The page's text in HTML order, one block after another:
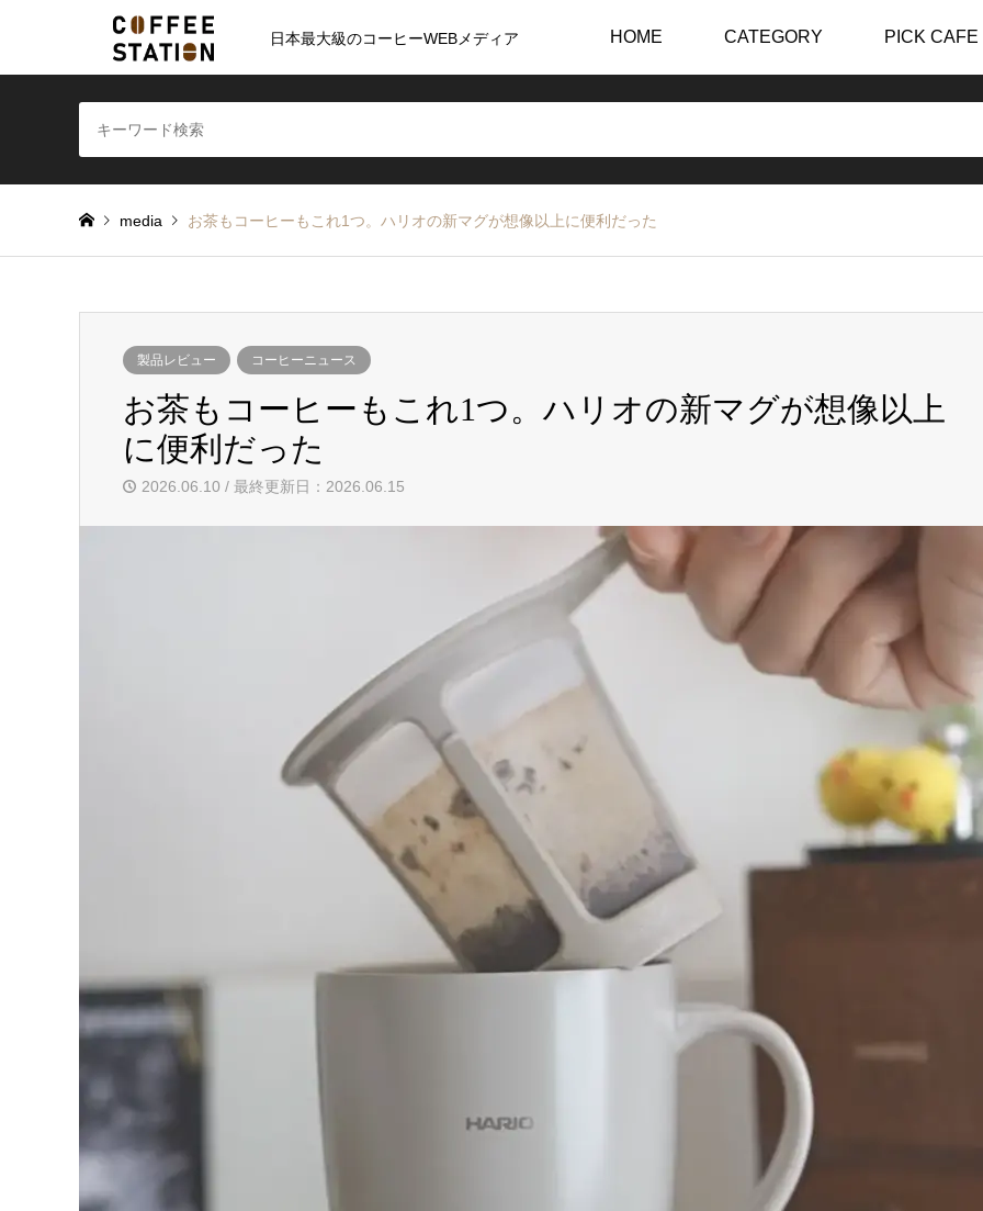
日本最大級のコーヒーWEBメディア HOME CATEGORY PICK CAFE
media お茶もコーヒーもこれ1つ。ハリオの新マグが想像以上に便利だった
製品レビュー コーヒーニュース
お茶もコーヒーもこれ1つ。ハリオの新マグが想像以上
に便利だった
2026.06.10 / 最終更新日：2026.06.15